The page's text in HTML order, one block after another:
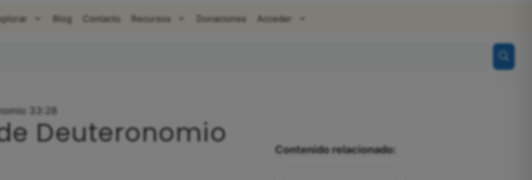
Blog Contacto Recursos Donaciones Acceder
33:28
Deuteronomio
Contenido relacionado: